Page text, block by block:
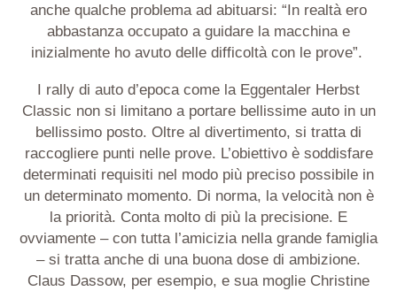
anche qualche problema ad abituarsi: “In realtà ero
abbastanza occupato a guidare la macchina e
inizialmente ho avuto delle difficoltà con le prove”.
I rally di auto d’epoca come la Eggentaler Herbst
Classic non si limitano a portare bellissime auto in un
bellissimo posto. Oltre al divertimento, si tratta di
raccogliere punti nelle prove. L’obiettivo è soddisfare
determinati requisiti nel modo più preciso possibile in
un determinato momento. Di norma, la velocità non è
la priorità. Conta molto di più la precisione. E
ovviamente – con tutta l’amicizia nella grande famiglia
– si tratta anche di una buona dose di ambizione.
Claus Dassow, per esempio, e sua moglie Christine